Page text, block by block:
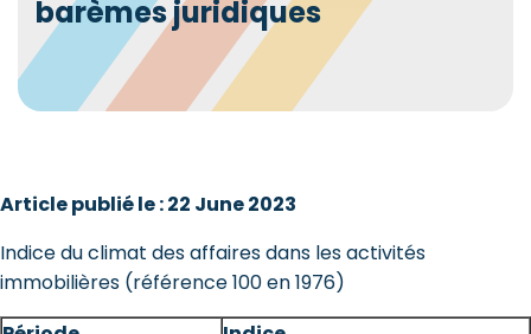
barèmes juridiques
Article publié le : 22 June 2023
Indice du climat des affaires dans les activités
immobilières (référence 100 en 1976)